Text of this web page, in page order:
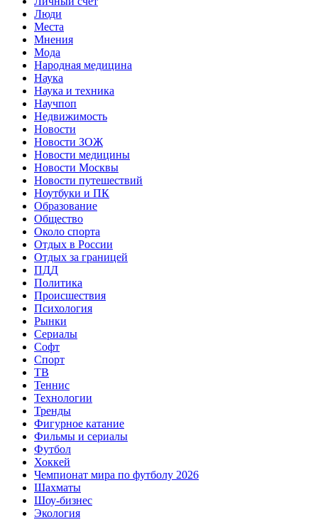
Люди
Места
Мнения
Мода
Народная медицина
Наука
Наука и техника
Научпоп
Недвижимость
Новости
Новости ЗОЖ
Новости медицины
Новости Москвы
Новости путешествий
Ноутбуки и ПК
Образование
Общество
Около спорта
Отдых в России
Отдых за границей
ПДД
Политика
Происшествия
Психология
Рынки
Сериалы
Софт
Спорт
ТВ
Теннис
Технологии
Тренды
Фигурное катание
Фильмы и сериалы
Футбол
Хоккей
Чемпионат мира по футболу 2026
Шахматы
Шоу-бизнес
Экология